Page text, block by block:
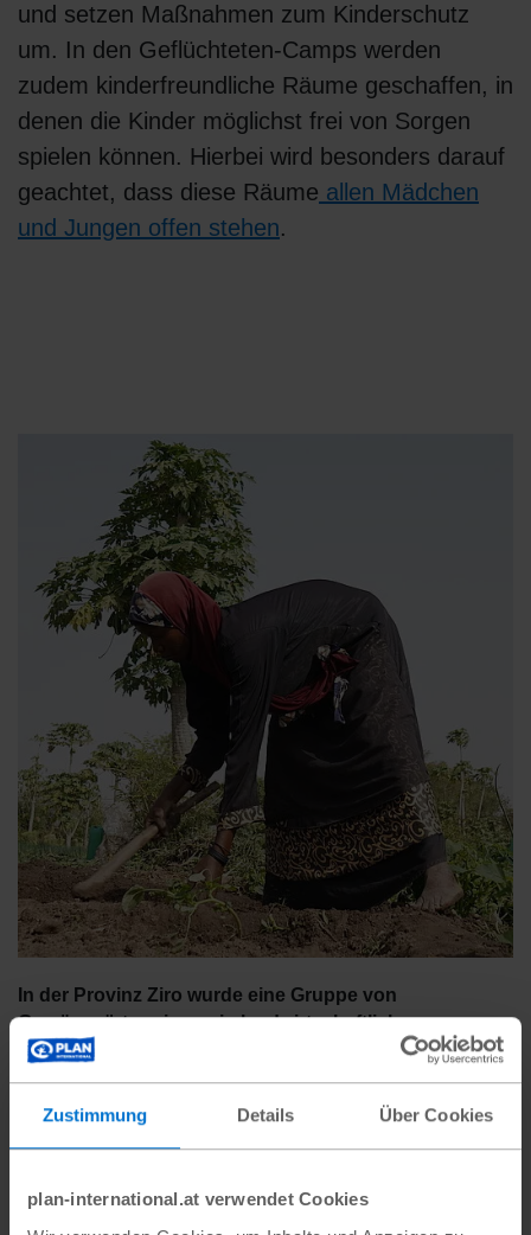
Zustimmung Details Über Cookies
plan-international.at verwendet Cookies
und setzen Maßnahmen zum Kinderschutz
um. In den Geflüchteten-Camps werden
zudem kinderfreundliche Räume geschaffen, in
denen die Kinder möglichst frei von Sorgen
spielen können. Hierbei wird besonders darauf
geachtet, dass diese Räume allen Mädchen
und Jungen offen stehen.
In der Provinz Ziro wurde eine Gruppe von
Gemüsegärtner;innen in landwirtschaftlichen
Techniken geschult, damit sie ihre Ernteerträge
anpassen können.
Isso Bationo